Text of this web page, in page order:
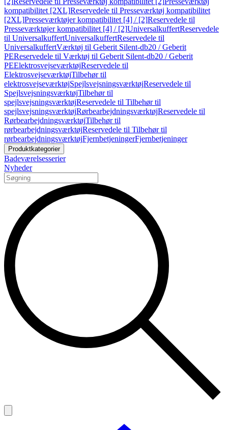
kompatibilitet [2XL]Reservedele til Presseværktøj kompatibilitet
[2XL]Presseværktøjer kompatibilitet [4] / [2]Reservedele til
Presseværktøjer kompatibilitet [4] / [2]UniversalkuffertReservedele
til UniversalkuffertUniversalkuffertReservedele til
UniversalkuffertVærktøj til Geberit Silent-db20 / Geberit
PEReservedele til Værktøj til Geberit Silent-db20 / Geberit
PEElektrosvejseværktøjReservedele til
ElektrosvejseværktøjTilbehør til
elektrosvejseværktøjSpejlsvejsningsværktøjReservedele til
SpejlsvejsningsværktøjTilbehør til
spejlsvejsningsværktøjReservedele til Tilbehør til
spejlsvejsningsværktøjRørbearbejdningsværktøjReservedele til
RørbearbejdningsværktøjTilbehør til
rørbearbejdningsværktøjReservedele til Tilbehør til
rørbearbejdningsværktøjFjernbetjeningerFjernbetjeninger
Produktkategorier
Badeværelsesserier
Nyheder